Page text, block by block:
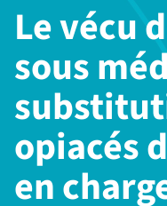
Le vécu
sous
opiacés
en